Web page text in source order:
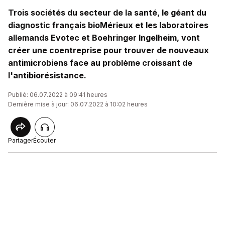
Trois sociétés du secteur de la santé, le géant du
diagnostic français bioMérieux et les laboratoires
allemands Evotec et Boehringer Ingelheim, vont
créer une coentreprise pour trouver de nouveaux
antimicrobiens face au problème croissant de
l'antibiorésistance.
Publié: 06.07.2022 à 09:41 heures
Dernière mise à jour: 06.07.2022 à 10:02 heures
PartagerÉcouter